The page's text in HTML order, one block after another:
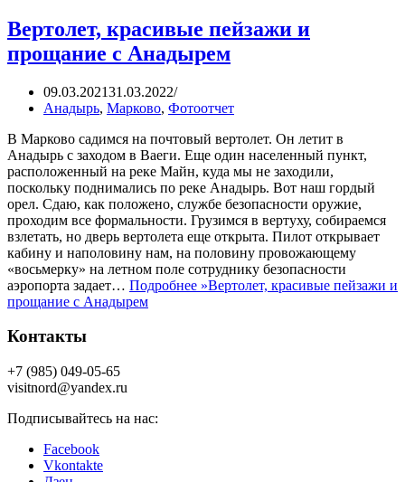
Вертолет, красивые пейзажи и
прощание с Анадырем
09.03.202131.03.2022
Анадырь, Марково, Фотоотчет
В Марково садимся на почтовый вертолет. Он летит в
Анадырь с заходом в Ваеги. Еще один населенный пункт,
расположенный на реке Майн, куда мы не заходили,
поскольку поднимались по реке Анадырь. Вот наш гордый
орел. Сдаю, как положено, службе безопасности оружие,
проходим все формальности. Грузимся в вертуху, собираемся
взлетать, но дверь вертолета еще открыта. Пилот открывает
кабину и наполовину нам, на половину провожающему
«восьмерку» на летном поле сотруднику безопасности
аэропорта задает… Подробнее »Вертолет, красивые пейзажи и
прощание с Анадырем
Контакты
+7 (985) 049-05-65
visitnord@yandex.ru
Подписывайтесь на нас:
Facebook
Vkontakte